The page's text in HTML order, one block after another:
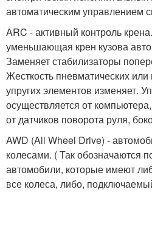
автоматическим управлением
ARC - активный контроль
уменьшающая крен кузова
Заменяет стабилизаторы
Жесткость пневматических
упругих элементов изменяет.
осуществляется от
от датчиков поворота руля,
AWD (All Wheel Drive) -
колесами. ( Так обозначаются
автомобили, которые имеют
все колеса, либо,